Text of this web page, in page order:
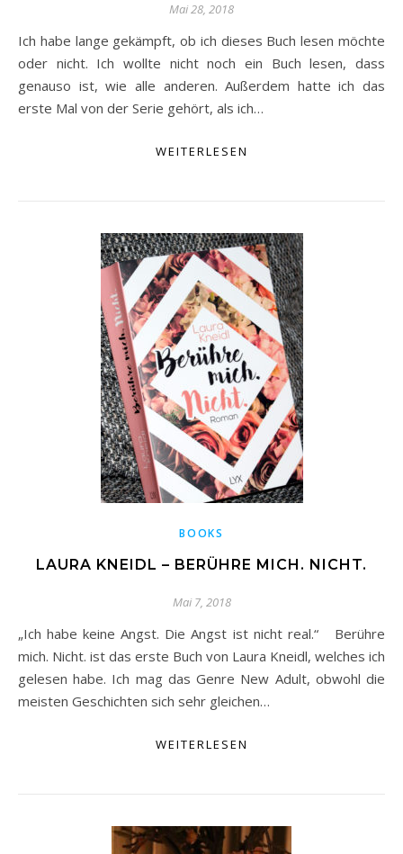
Mai 28, 2018
Ich habe lange gekämpft, ob ich dieses Buch lesen möchte
oder nicht. Ich wollte nicht noch ein Buch lesen, dass
genauso ist, wie alle anderen. Außerdem hatte ich das
erste Mal von der Serie gehört, als ich…
WEITERLESEN
BOOKS
LAURA KNEIDL – BERÜHRE MICH. NICHT.
Mai 7, 2018
„Ich habe keine Angst. Die Angst ist nicht real.“ Berühre
mich. Nicht. ist das erste Buch von Laura Kneidl, welches ich
gelesen habe. Ich mag das Genre New Adult, obwohl die
meisten Geschichten sich sehr gleichen…
WEITERLESEN